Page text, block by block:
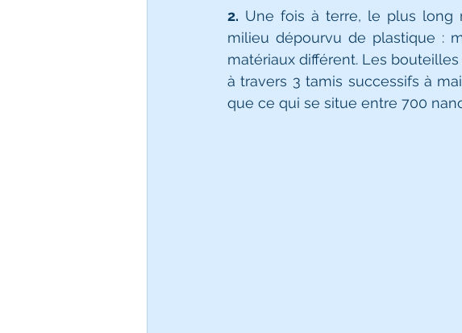
2. Une fois à terre, le plus long
milieu dépourvu de plastique :
matériaux différent. Les bouteilles
à travers 3 tamis successifs à
que ce qui se situe entre 700